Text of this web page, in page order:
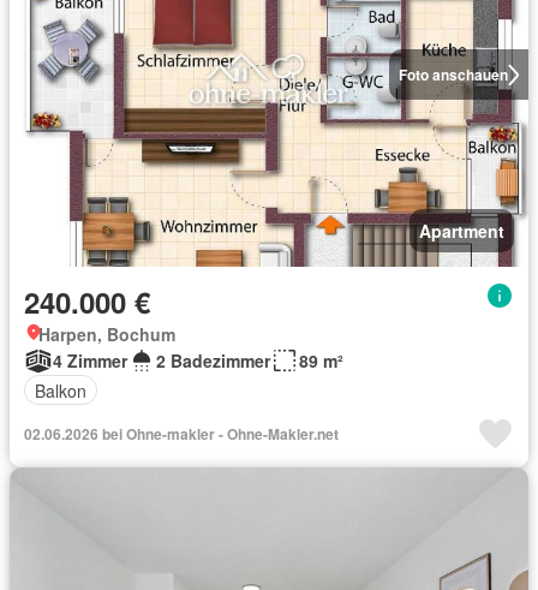
Foto anschauen
Apartment
240.000 €
Harpen, Bochum
4 Zimmer
2 Badezimmer
89 m²
Balkon
02.06.2026 bei Ohne-makler - Ohne-Makler.net